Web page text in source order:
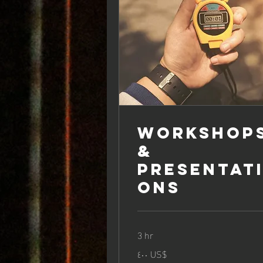
&
ons
3 hr
دولار
‏٤٠٠ US$